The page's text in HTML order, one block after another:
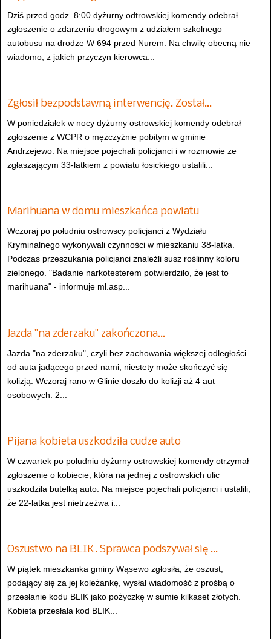
Dziś przed godz. 8:00 dyżurny odtrowskiej komendy odebrał
zgłoszenie o zdarzeniu drogowym z udziałem szkolnego
autobusu na drodze W 694 przed Nurem. Na chwilę obecną nie
wiadomo, z jakich przyczyn kierowca...
Zgłosił bezpodstawną interwencję. Został…
W poniedziałek w nocy dyżurny ostrowskiej komendy odebrał
zgłoszenie z WCPR o mężczyźnie pobitym w gminie
Andrzejewo. Na miejsce pojechali policjanci i w rozmowie ze
zgłaszającym 33-latkiem z powiatu łosickiego ustalili...
Marihuana w domu mieszkańca powiatu
Wczoraj po południu ostrowscy policjanci z Wydziału
Kryminalnego wykonywali czynności w mieszkaniu 38-latka.
Podczas przeszukania policjanci znaleźli susz roślinny koloru
zielonego. "Badanie narkotesterem potwierdziło, że jest to
marihuana" - informuje mł.asp...
Jazda "na zderzaku" zakończona…
Jazda "na zderzaku", czyli bez zachowania większej odległości
od auta jadącego przed nami, niestety może skończyć się
kolizją. Wczoraj rano w Glinie doszło do kolizji aż 4 aut
osobowych. 2...
Pijana kobieta uszkodziła cudze auto
W czwartek po południu dyżurny ostrowskiej komendy otrzymał
zgłoszenie o kobiecie, która na jednej z ostrowskich ulic
uszkodziła butelką auto. Na miejsce pojechali policjanci i ustalili,
że 22-latka jest nietrzeźwa i...
Oszustwo na BLIK. Sprawca podszywał się …
W piątek mieszkanka gminy Wąsewo zgłosiła, że oszust,
podający się za jej koleżankę, wysłał wiadomość z prośbą o
przesłanie kodu BLIK jako pożyczkę w sumie kilkaset złotych.
Kobieta przesłała kod BLIK...